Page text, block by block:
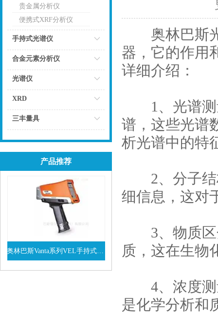
贵金属分析仪
便携式XRF分析仪
手持式光谱仪
合金元素分析仪
光谱仪
XRD
三丰量具
产品推荐
奥林巴斯Vanta系列VEL手持式XRF光谱仪
查看详情
奥林巴斯光
器，它的作用
详细介绍：
1、光谱测
谱，这些光谱
析光谱中的特
2、分子结
细信息，这对
3、物质区
质，这在生物
4、浓度测
是化学分析和